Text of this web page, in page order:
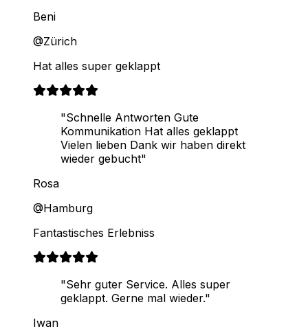
Beni
@Zürich
Hat alles super geklappt
"Schnelle Antworten Gute
Kommunikation Hat alles geklappt
Vielen lieben Dank wir haben direkt
wieder gebucht"
Rosa
@Hamburg
Fantastisches Erlebniss
"Sehr guter Service. Alles super
geklappt. Gerne mal wieder."
Iwan